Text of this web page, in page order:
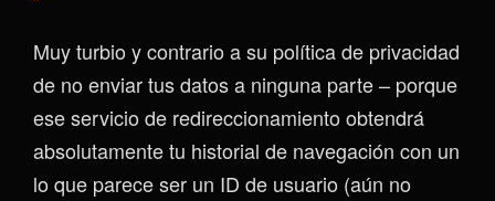
Muy turbio y contrario a su política de privacidad
de no enviar tus datos a ninguna parte – porque
ese servicio de redireccionamiento obtendrá
absolutamente tu historial de navegación con un
lo que parece ser un ID de usuario (aún no